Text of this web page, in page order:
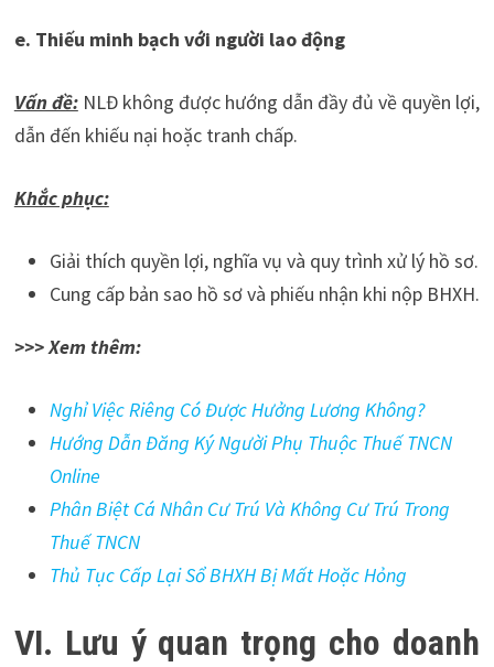
e. Thiếu minh bạch với người lao động
Vấn đề:NLĐ không được hướng dẫn đầy đủ về quyền lợi,
dẫn đến khiếu nại hoặc tranh chấp.
Khắc phục:
Giải thích quyền lợi, nghĩa vụ và quy trình xử lý hồ sơ.
Cung cấp bản sao hồ sơ và phiếu nhận khi nộp BHXH.
>>> Xem thêm:
Nghỉ Việc Riêng Có Được Hưởng Lương Không?
Hướng Dẫn Đăng Ký Người Phụ Thuộc Thuế TNCN
Online
Phân Biệt Cá Nhân Cư Trú Và Không Cư Trú Trong
Thuế TNCN
Thủ Tục Cấp Lại Sổ BHXH Bị Mất Hoặc Hỏng
VI. Lưu ý quan trọng cho doanh